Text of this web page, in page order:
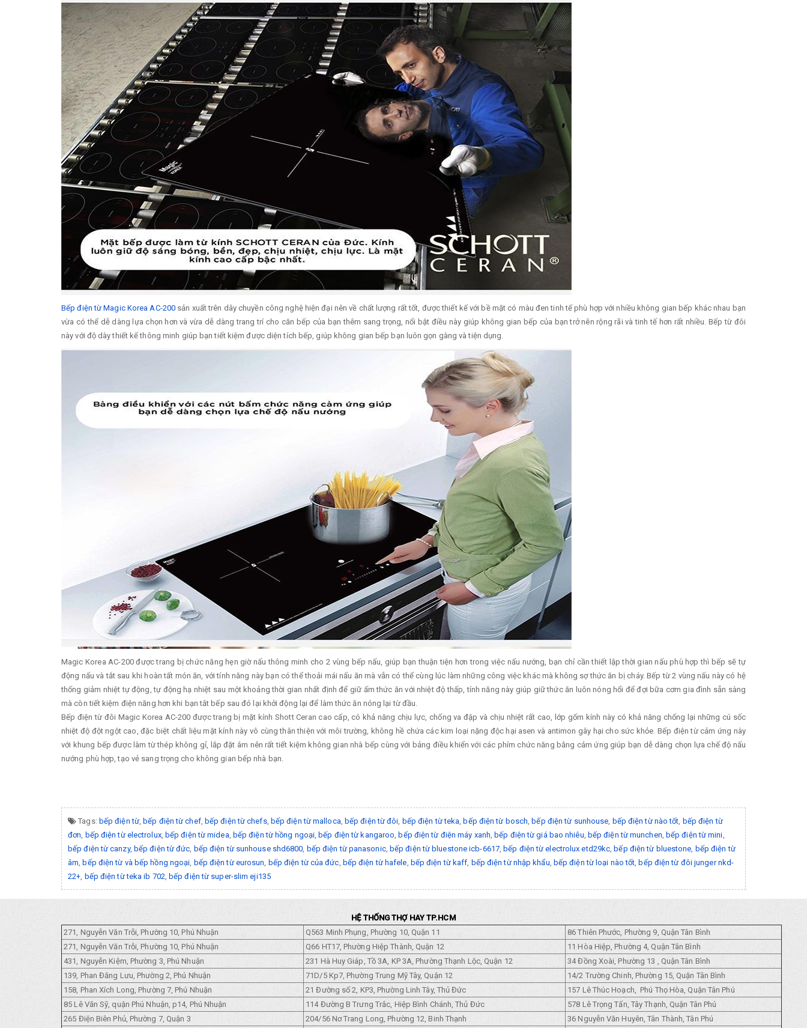
Bếp điện từ Magic Korea AC-200 sản xuất trên dây chuyền công nghệ hiện đại nên về chất lượng rất tốt, được thiết kế với bề mặt có màu đen tinh tế phù hợp với nhiều không gian bếp khác nhau bạn
vừa có thể dễ dàng lựa chọn hơn và vừa dễ dàng trang trí cho căn bếp của bạn thêm sang trọng, nổi bật điều này giúp không gian bếp của bạn trở nên rộng rãi và tinh tế hơn rất nhiều. Bếp từ đôi
này với độ dày thiết kế thông minh giúp bạn tiết kiệm được diện tích bếp, giúp không gian bếp bạn luôn gọn gàng và tiện dụng.
Magic Korea AC-200 được trang bị chức năng hẹn giờ nấu thông minh cho 2 vùng bếp nấu, giúp bạn thuận tiện hơn trong việc nấu nướng, bạn chỉ cần thiết lập thời gian nấu phù hợp thì bếp sẽ tự
động nấu và tắt sau khi hoàn tất món ăn, với tính năng này bạn có thể thoải mái nấu ăn mà vẫn có thể cùng lúc làm những công việc khác mà không sợ thức ăn bị cháy. Bếp từ 2 vùng nấu này có hệ
thống giảm nhiệt tự động, tự động hạ nhiệt sau một khoảng thời gian nhất định để giữ ấm thức ăn với nhiệt độ thấp, tính năng này giúp giữ thức ăn luôn nóng hổi để đợi bữa cơm gia đình sẵn sàng
mà còn tiết kiệm điện năng hơn khi bạn tắt bếp sau đó lại khởi động lại để làm thức ăn nóng lại từ đầu.
Bếp điện từ đôi Magic Korea AC-200 được trang bị mặt kính Shott Ceran cao cấp, có khả năng chịu lực, chống va đập và chịu nhiệt rất cao, lớp gốm kính này có khả năng chống lại những cú sốc
nhiệt độ đột ngột cao, đặc biệt chất liệu mặt kính này vô cùng thân thiện với môi trường, không hề chứa các kim loại nặng độc hại asen và antimon gây hại cho sức khỏe. Bếp điện từ cảm ứng này
với khung bếp được làm từ thép không gỉ, lắp đặt âm nên rất tiết kiệm không gian nhà bếp cùng với bảng điều khiển với các phím chức năng bằng cảm ứng giúp bạn dễ dàng chọn lựa chế độ nấu
nướng phù hợp, tạo vẻ sang trọng cho không gian bếp nhà bạn.
Tags: bếp điện từ,bếp điện từ chef, bếp điện từ chefs, bếp điện từ malloca bếp điện từ đôi bếp điện từ teka ,bếp điện từ bosch ,bếp điện từ sunhouse bếp điện từ nào tốt bếp điện từ
đơn bếp điện từ electrolux, bếp điện từ midea bếp điện từ hồng ngoại ,bếp điện từ kangaroo ,bếp điện từ điện máy xanh ,bếp điện từ giá bao nhiêu bếp điện từ munchen bếp điện từ mini
bếp điện từ canzy, bếp điện từ đức bếp điện từ sunhouse shd6800 bếp điện từ panasonic, bếp điện từ bluestone icb-6617,bếp điện từ electrolux etd29kc ,bếp điện từ bluestone bếp điện từ
âm ,bếp điện từ và bếp hồng ngoại bếp điện từ eurosun bếp điện từ của đức bếp điện từ hafele bếp điện từ kaff bếp điện từ nhập khẩu bếp điện từ loại nào tốt ,bếp điện từ đôi junger nkd-
22+ bếp điện từ teka ib 702 ,bếp điện từ super-slim eji135
HỆ THỐNG THỢ HAY TP.HCM
271, Nguyễn Văn Trỗi, Phường 10, Phú Nhuận
Q563 Minh Phụng, Phường 10, Quận 11
86 Thiên Phước, Phường 9, Quận Tân Bình
271, Nguyễn Văn Trỗi, Phường 10, Phú Nhuận
Q66 HT17, Phường Hiệp Thành, Quận 12
11 Hòa Hiệp, Phường 4, Quận Tân Bình
431, Nguyễn Kiệm, Phường 3, Phú Nhuận
231 Hà Huy Giáp, Tồ 3A, KP 3A, Phường Thạnh Lộc, Quận 12
34 Đồng Xoài, Phường 13 , Quận Tân Bình
139, Phan Đăng Lưu, Phường 2, Phú Nhuận
71D/5 Kp7, Phường Trung Mỹ Tây, Quận 12
14/2 Trường Chinh, Phường 15, Quận Tân Bình
158, Phan Xích Long, Phường 7, Phú Nhuận
21 Đường số 2, KP3, Phường Linh Tây, Thủ Đức
157 Lê Thúc Hoạch, Phú Thọ Hòa, Quận Tân Phú
85 Lê Văn Sỹ, quận Phú Nhuận, p14, Phú Nhuận
114 Đường B Trưng Trắc, Hiệp Bình Chánh, Thủ Đức
578 Lê Trọng Tấn, Tây Thạnh, Quận Tân Phú
265 Điện Biên Phủ, Phường 7, Quận 3
204/56 Nơ Trang Long, Phường 12, Binh Thạnh 36 Nguyễn Văn Huyên, Tân Thành, Tân Phú